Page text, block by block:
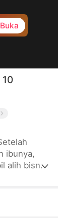
Buka
ibunya,
alih bisnis
berat